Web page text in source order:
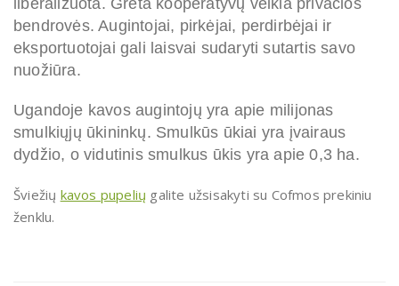
liberalizuota. Greta kooperatyvų veikia privačios
bendrovės. Augintojai, pirkėjai, perdirbėjai ir
eksportuotojai gali laisvai sudaryti sutartis savo
nuožiūra.
Ugandoje kavos augintojų yra apie milijonas
smulkiųjų ūkininkų. Smulkūs ūkiai yra įvairaus
dydžio, o vidutinis smulkus ūkis yra apie 0,3 ha.
Šviežių kavos pupelių galite užsisakyti su Cofmos prekiniu
ženklu.